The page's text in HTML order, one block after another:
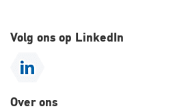
Volg ons op LinkedIn
Over ons